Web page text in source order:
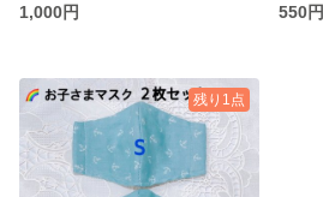
1,000円
550円
残り1点